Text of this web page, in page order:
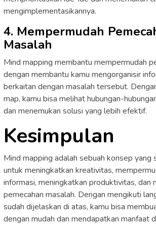
mengimplementasikannya.
4. Mempermudah
Masalah
Mind mapping membantu mempermudah
dengan membantu kamu mengorganisir
berkaitan dengan masalah tersebut.
map, kamu bisa melihat hubungan-
dan menemukan solusi yang lebih efektif.
Kesimpulan
Mind mapping adalah sebuah konsep yang
untuk meningkatkan kreativitas,
informasi, meningkatkan produktivitas, dan
pemecahan masalah. Dengan mengikuti
sudah dijelaskan di atas, kamu bisa
dengan mudah dan mendapatkan manfaat